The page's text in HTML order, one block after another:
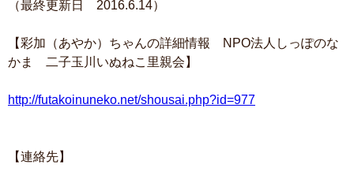
（最終更新日 2016.6.14）
【彩加（あやか）ちゃんの詳細情報 NPO法人しっぽのな
かま 二子玉川いぬねこ里親会】
http://futakoinuneko.net/shousai.php?id=977
【連絡先】